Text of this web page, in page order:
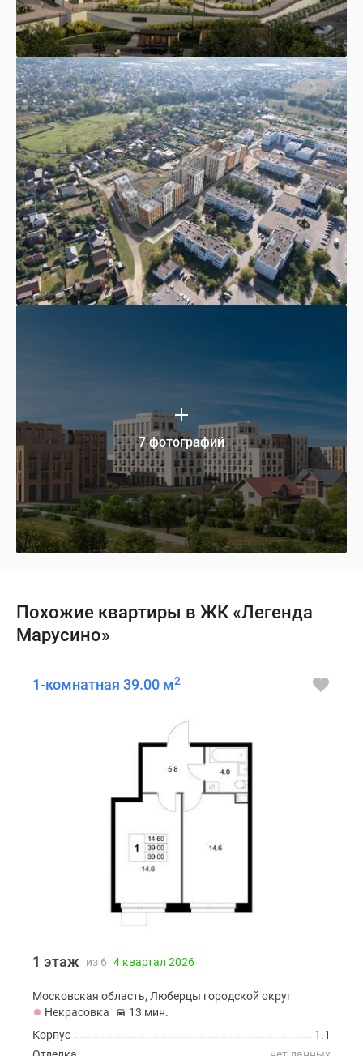
7 фотографий
Похожие квартиры в ЖК «Легенда
Марусино»
1-комнатная 39.00 м2
1 этаж из 6 4 квартал 2026
Московская область, Люберцы городской округ
Некрасовка
13 мин.
1.1
Корпус